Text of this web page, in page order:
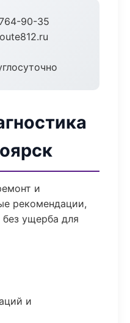
90-35
и
рекомендации,
ущерба для
и